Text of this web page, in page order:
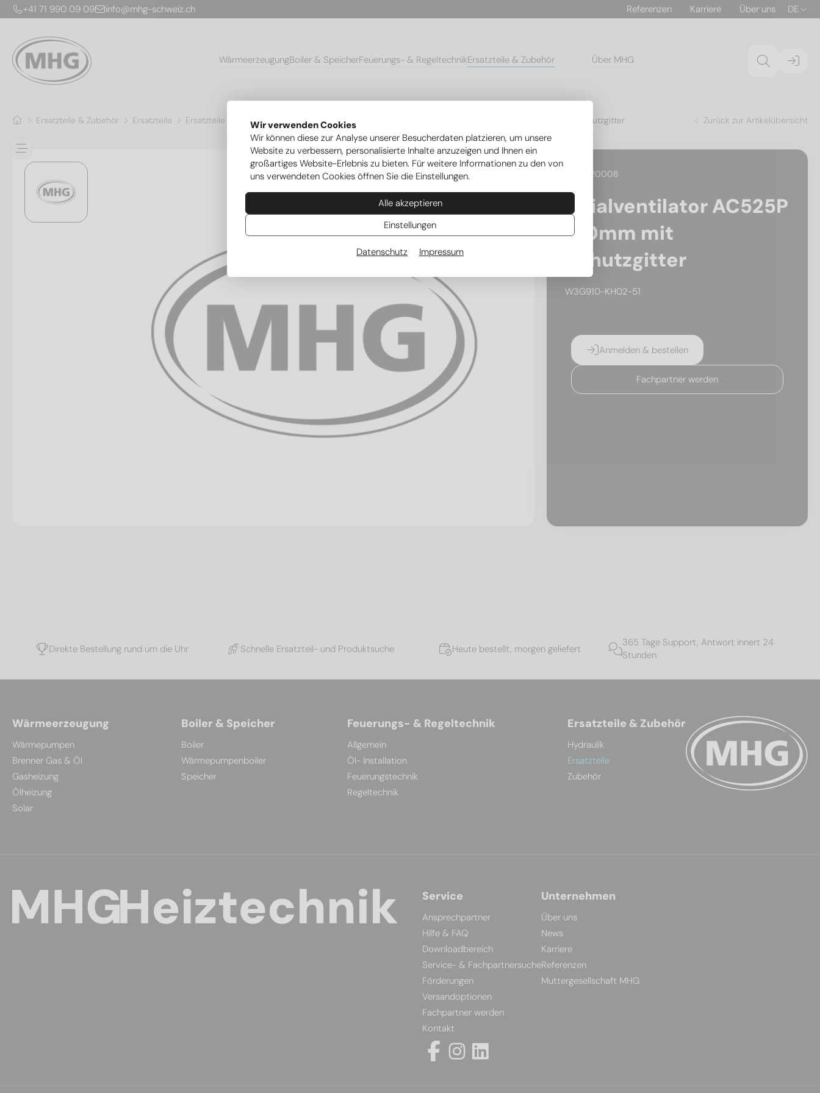
Wir verwenden Cookies
Wir können diese zur Analyse unserer Besucherdaten platzieren, um unsere
Website zu verbessern, personalisierte Inhalte anzuzeigen und Ihnen ein
großartiges Website-Erlebnis zu bieten. Für weitere Informationen zu den von
uns verwendeten Cookies öffnen Sie die Einstellungen.
Alle akzeptieren
Einstellungen
Datenschutz Impressum
+41 71 990 09 09 info@mhg-schweiz.ch Referenzen Karriere Über uns DE
WärmeerzeugungBoiler & SpeicherFeuerungs- & RegeltechnikErsatzteile & Zubehör Über MHG
Ersatzteile & Zubehör Ersatzteile Ersatzteile Wärmepumpen Ersatzteile Ovum Wärmepumpen Axialventilator AC525P 910mm mit Schutzgitter Zurück zur Artikelübersicht
29.01220008
Axialventilator AC525P
910mm mit
Schutzgitter
W3G910-KH02-51
Anmelden & bestellen
Fachpartner werden
Direkte Bestellung rund um die Uhr Schnelle Ersatzteil- und Produktsuche Heute bestellt, morgen geliefert
365 Tage Support, Antwort innert 24
Stunden
Wärmeerzeugung
Wärmepumpen
Brenner Gas & Öl
Gasheizung
Ölheizung
Solar
Boiler & Speicher
Boiler
Wärmepumpenboiler
Speicher
Feuerungs- & Regeltechnik
Allgemein
Öl- Installation
Feuerungstechnik
Regeltechnik
Ersatzteile & Zubehör
Hydraulik
Ersatzteile
Zubehör
Service
Ansprechpartner
Hilfe & FAQ
Downloadbereich
Service- & Fachpartnersuche
Förderungen
Versandoptionen
Fachpartner werden
Kontakt
Unternehmen
Über uns
News
Karriere
Referenzen
Muttergesellschaft MHG